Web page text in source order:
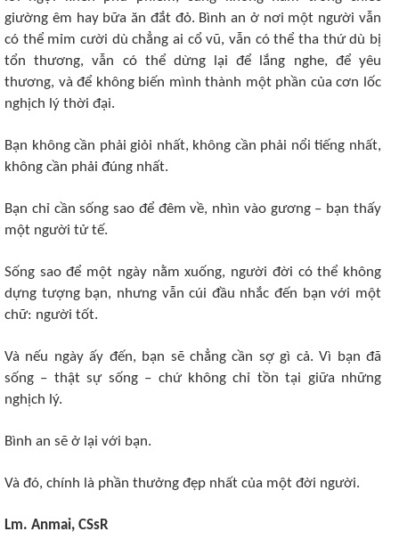
giường êm hay bữa ăn đắt đỏ. Bình an ở nơi một người vẫn
có thể mỉm cười dù chẳng ai cổ vũ, vẫn có thể tha thứ dù bị
tổn thương, vẫn có thể dừng lại để lắng nghe, để yêu
thương, và để không biến mình thành một phần của cơn lốc
nghịch lý thời đại.
Bạn không cần phải giỏi nhất, không cần phải nổi tiếng nhất,
không cần phải đúng nhất.
Bạn chỉ cần sống sao để đêm về, nhìn vào gương – bạn thấy
một người tử tế.
Sống sao để một ngày nằm xuống, người đời có thể không
dựng tượng bạn, nhưng vẫn cúi đầu nhắc đến bạn với một
chữ: người tốt.
Và nếu ngày ấy đến, bạn sẽ chẳng cần sợ gì cả. Vì bạn đã
sống – thật sự sống – chứ không chỉ tồn tại giữa những
nghịch lý.
Bình an sẽ ở lại với bạn.
Và đó, chính là phần thưởng đẹp nhất của một đời người.
Lm. Anmai, CSsR